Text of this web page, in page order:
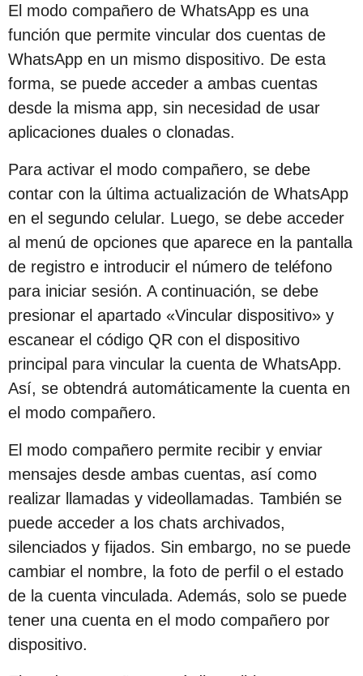
e
l
a
p
u
b
l
i
c
a
c
i
ó
n
El modo compañero de WhatsApp es una
función que permite vincular dos cuentas de
WhatsApp en un mismo dispositivo. De esta
forma, se puede acceder a ambas cuentas
desde la misma app, sin necesidad de usar
aplicaciones duales o clonadas.
Para activar el modo compañero, se debe
contar con la última actualización de WhatsApp
en el segundo celular. Luego, se debe acceder
al menú de opciones que aparece en la pantalla
de registro e introducir el número de teléfono
para iniciar sesión. A continuación, se debe
presionar el apartado «Vincular dispositivo» y
escanear el código QR con el dispositivo
principal para vincular la cuenta de WhatsApp.
Así, se obtendrá automáticamente la cuenta en
el modo compañero.
El modo compañero permite recibir y enviar
mensajes desde ambas cuentas, así como
realizar llamadas y videollamadas. También se
puede acceder a los chats archivados,
silenciados y fijados. Sin embargo, no se puede
cambiar el nombre, la foto de perfil o el estado
de la cuenta vinculada. Además, solo se puede
tener una cuenta en el modo compañero por
dispositivo.